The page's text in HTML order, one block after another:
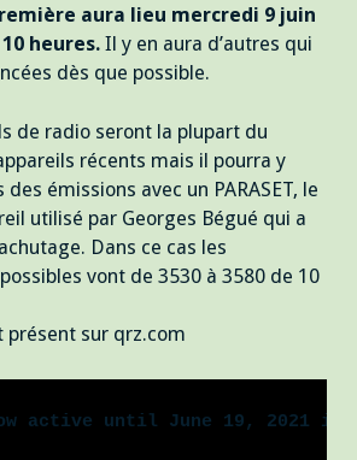
aura lieu mercredi 9 juin
heures. Il y en aura d’autres qui
dès que possible.
de radio seront la plupart du
récents mais il pourra y
émissions avec un PARASET, le
utilisé par Georges Bégué qui a
Dans ce cas les
vont de 3530 à 3580 de 10
présent sur qrz.com
active until June 19, 2021